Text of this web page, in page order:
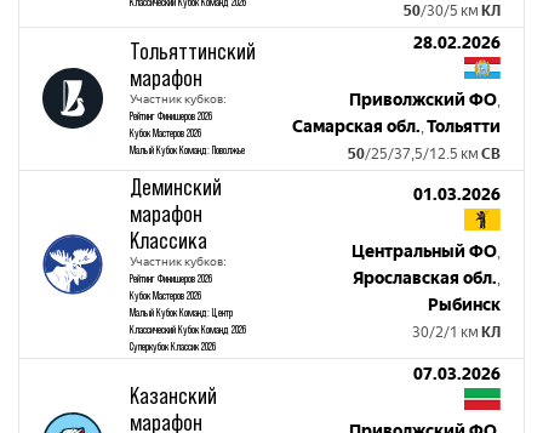
50/30/5 км КЛ
Тольяттинский
марафон
Участник кубков:
Рейтинг Финишеров 2026
Кубок Мастеров 2026
Малый Кубок Команд: Поволжье
28.02.2026
Приволжский ФО,
Самарская обл.,Тольятти
50/25/37,5/12.5 км СВ
Деминский
марафон
Классика
Участник кубков:
Рейтинг Финишеров 2026
Кубок Мастеров 2026
Малый Кубок Команд: Центр
Классический Кубок Команд 2026
Суперкубок Классик 2026
01.03.2026
Центральный ФО,
Ярославская обл.,
Рыбинск
30/2/1 км КЛ
Казанский
марафон
07.03.2026